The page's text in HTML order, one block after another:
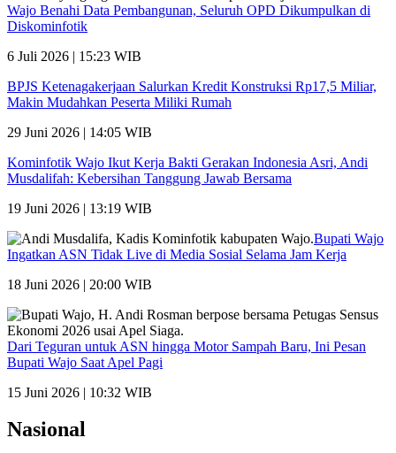
Wajo Benahi Data Pembangunan, Seluruh OPD Dikumpulkan di
Diskominfotik
6 Juli 2026 | 15:23 WIB
BPJS Ketenagakerjaan Salurkan Kredit Konstruksi Rp17,5 Miliar,
Makin Mudahkan Peserta Miliki Rumah
29 Juni 2026 | 14:05 WIB
Kominfotik Wajo Ikut Kerja Bakti Gerakan Indonesia Asri, Andi
Musdalifah: Kebersihan Tanggung Jawab Bersama
19 Juni 2026 | 13:19 WIB
Bupati Wajo
Ingatkan ASN Tidak Live di Media Sosial Selama Jam Kerja
18 Juni 2026 | 20:00 WIB
Dari Teguran untuk ASN hingga Motor Sampah Baru, Ini Pesan
Bupati Wajo Saat Apel Pagi
15 Juni 2026 | 10:32 WIB
Nasional